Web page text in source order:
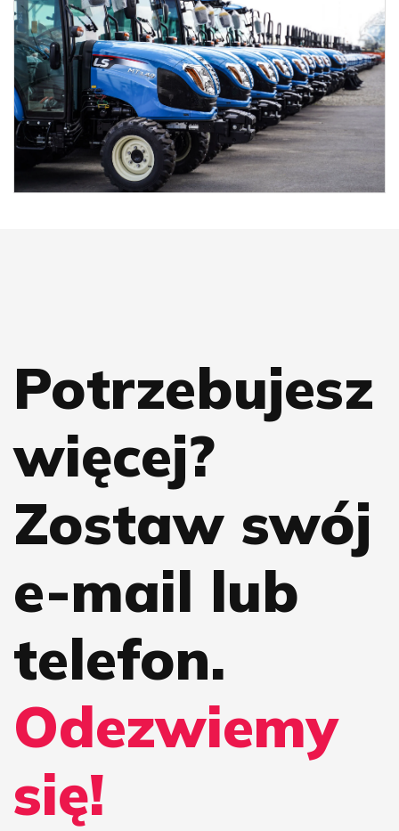
Potrzebujesz
więcej?
Zostaw swój
e-mail lub
telefon.
Odezwiemy
się!